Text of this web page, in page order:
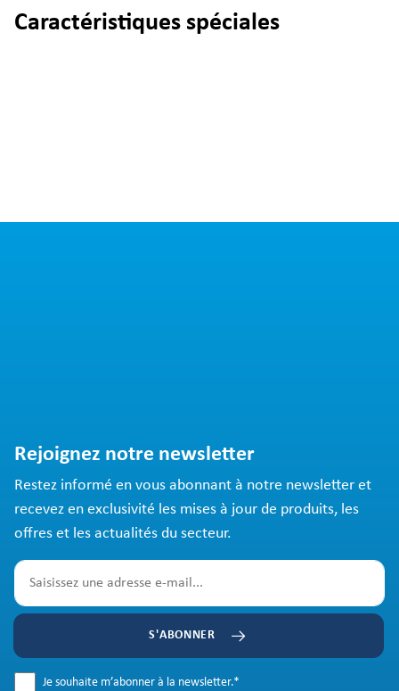
Caractéristiques spéciales
Rejoignez notre newsletter
Restez informé en vous abonnant à notre newsletter et
recevez en exclusivité les mises à jour de produits, les
offres et les actualités du secteur.
S'ABONNER
Je souhaite m’abonner à la newsletter.*